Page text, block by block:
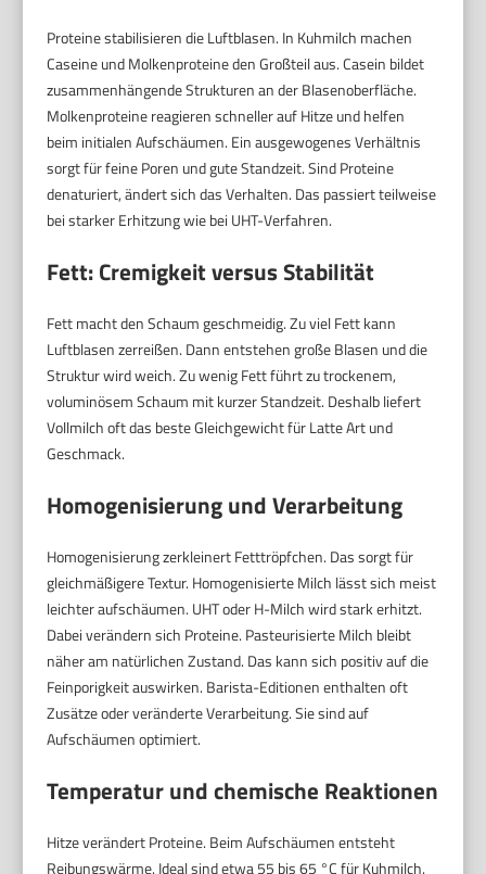
Proteine stabilisieren die Luftblasen. In Kuhmilch machen
Caseine und Molkenproteine den Großteil aus. Casein bildet
zusammenhängende Strukturen an der Blasenoberfläche.
Molkenproteine reagieren schneller auf Hitze und helfen
beim initialen Aufschäumen. Ein ausgewogenes Verhältnis
sorgt für feine Poren und gute Standzeit. Sind Proteine
denaturiert, ändert sich das Verhalten. Das passiert teilweise
bei starker Erhitzung wie bei UHT-Verfahren.
Fett: Cremigkeit versus Stabilität
Fett macht den Schaum geschmeidig. Zu viel Fett kann
Luftblasen zerreißen. Dann entstehen große Blasen und die
Struktur wird weich. Zu wenig Fett führt zu trockenem,
voluminösem Schaum mit kurzer Standzeit. Deshalb liefert
Vollmilch oft das beste Gleichgewicht für Latte Art und
Geschmack.
Homogenisierung und Verarbeitung
Homogenisierung zerkleinert Fetttröpfchen. Das sorgt für
gleichmäßigere Textur. Homogenisierte Milch lässt sich meist
leichter aufschäumen. UHT oder H-Milch wird stark erhitzt.
Dabei verändern sich Proteine. Pasteurisierte Milch bleibt
näher am natürlichen Zustand. Das kann sich positiv auf die
Feinporigkeit auswirken. Barista-Editionen enthalten oft
Zusätze oder veränderte Verarbeitung. Sie sind auf
Aufschäumen optimiert.
Temperatur und chemische Reaktionen
Hitze verändert Proteine. Beim Aufschäumen entsteht
Reibungswärme. Ideal sind etwa 55 bis 65 °C für Kuhmilch.